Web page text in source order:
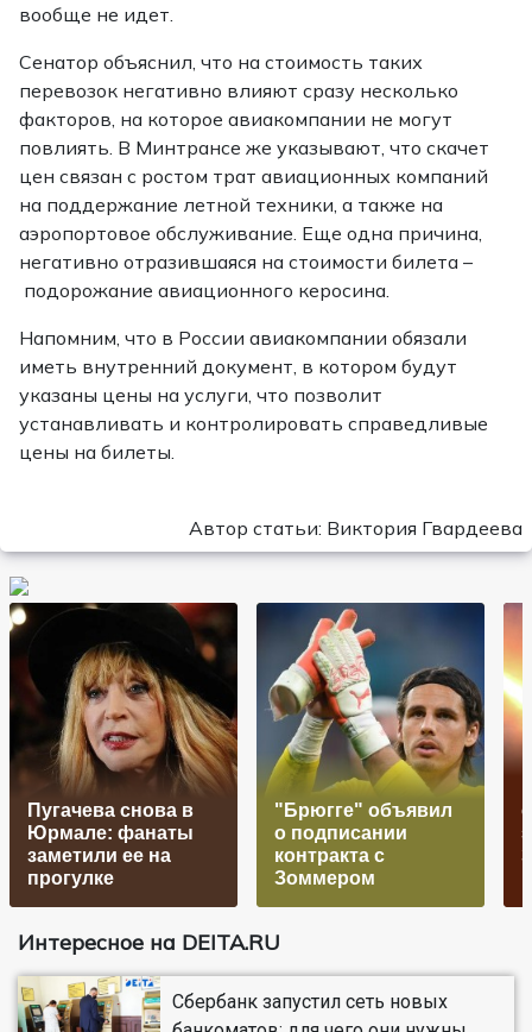
вообще не идет.
Сенатор объяснил, что на стоимость таких
перевозок негативно влияют сразу несколько
факторов, на которое авиакомпании не могут
повлиять. В Минтрансе же указывают, что скачет
цен связан с ростом трат авиационных компаний
на поддержание летной техники, а также на
аэропортовое обслуживание. Еще одна причина,
негативно отразившаяся на стоимости билета –
подорожание авиационного керосина.
Напомним, что в России авиакомпании обязали
иметь внутренний документ, в котором будут
указаны цены на услуги, что позволит
устанавливать и контролировать справедливые
цены на билеты.
Автор статьи: Виктория Гвардеева
Пугачева снова в
Юрмале: фанаты
заметили ее на
прогулке
"Брюгге" объявил
о подписании
контракта с
Зоммером
Интересное на DEITA.RU
Сбербанк запустил сеть новых